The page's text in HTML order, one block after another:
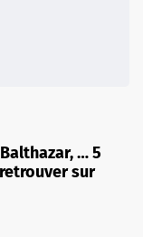
… 5
sur